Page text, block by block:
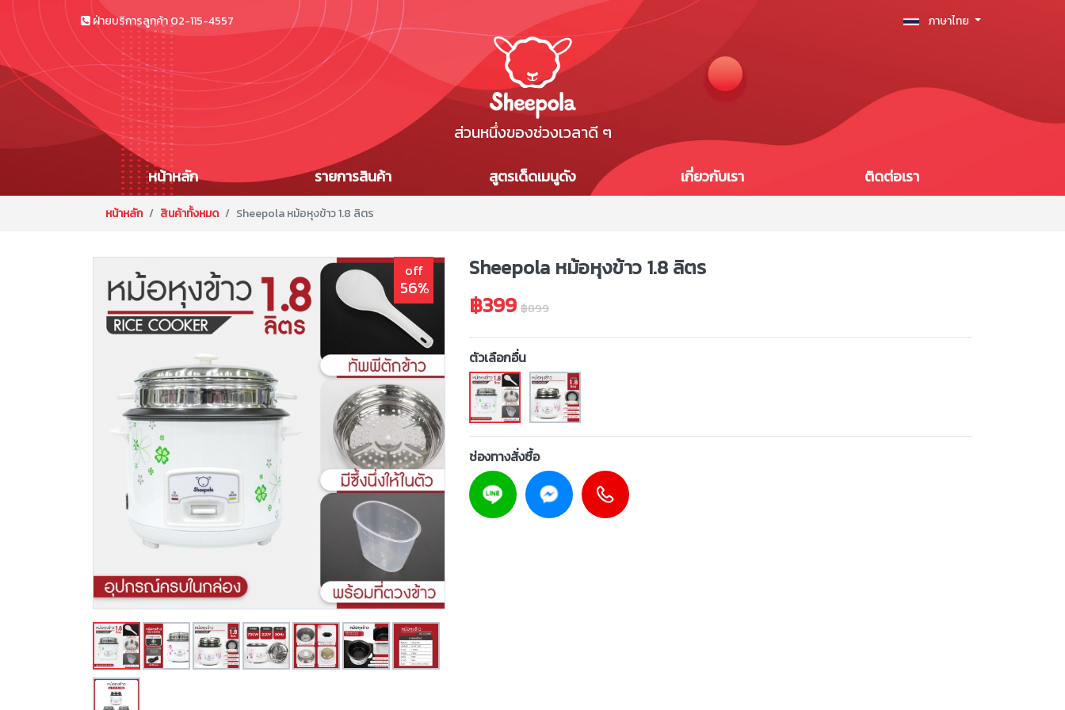
ฝ่ายบริการลูกค้า02-115-4557 ภาษาไทย
ส่วนหนึ่งของช่วงเวลาดี ๆ
หน้าหลัก รายการสินค้า สูตรเด็ดเมนูดัง เกี่ยวกับเรา ติดต่อเรา
หน้าหลัก สินค้าทั้งหมด Sheepola หม้อหุงข้าว 1.8 ลิตร
off
56%
Sheepola หม้อหุงข้าว 1.8 ลิตร
฿399 ฿899
ตัวเลือกอื่น
ช่องทางสั่งซื้อ